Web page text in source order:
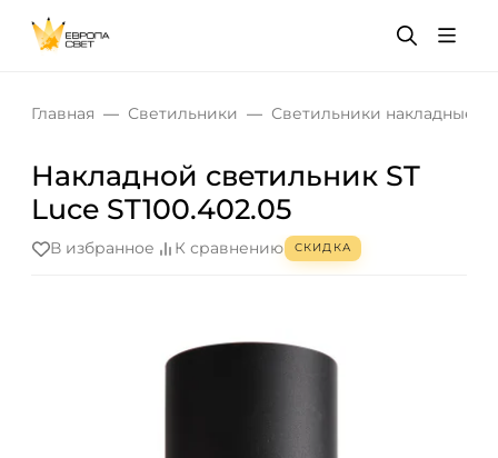
Главная Светильники Светильники накладные
Накладной светильник ST
Luce ST100.402.05
В избранное К сравнению СКИДКА